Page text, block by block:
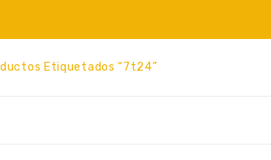
Etiquetados “7t24”